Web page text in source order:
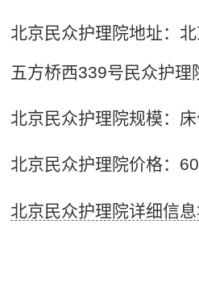
北京民众护理院地址：
五方桥西339号民众护理
北京民众护理院规模：
北京民众护理院价格：
北京民众护理院详细信